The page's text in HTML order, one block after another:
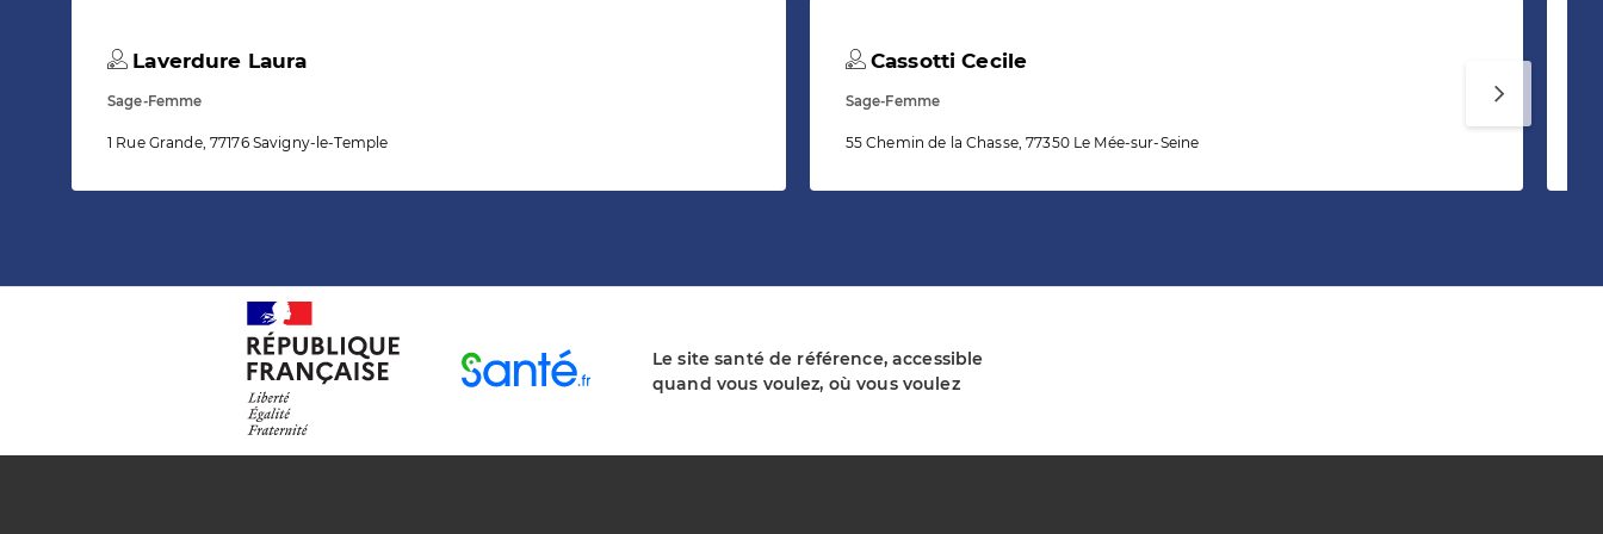
Laverdure Laura
Sage-Femme
1 Rue Grande, 77176 Savigny-le-Temple
Cassotti Cecile
Sage-Femme
55 Chemin de la Chasse, 77350 Le Mée-sur-Seine
Le site santé de référence, accessible
quand vous voulez, où vous voulez